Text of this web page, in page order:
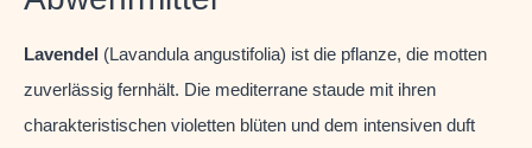
Lavendel (Lavandula angustifolia) ist die pflanze, die motten
zuverlässig fernhält. Die mediterrane staude mit ihren
charakteristischen violetten blüten und dem intensiven duft